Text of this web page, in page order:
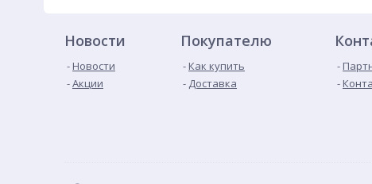
Новости
Новости
Акции
Покупателю
Как купить
Доставка